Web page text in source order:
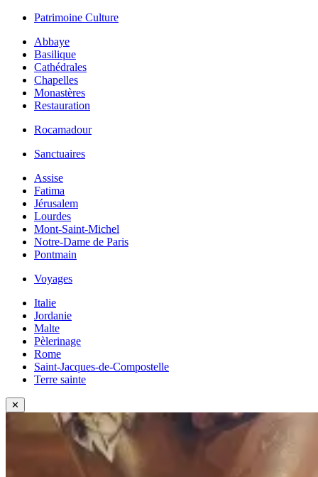
Patrimoine Culture
Abbaye
Basilique
Cathédrales
Chapelles
Monastères
Restauration
Rocamadour
Sanctuaires
Assise
Fatima
Jérusalem
Lourdes
Mont-Saint-Michel
Notre-Dame de Paris
Pontmain
Voyages
Italie
Jordanie
Malte
Pèlerinage
Rome
Saint-Jacques-de-Compostelle
Terre sainte
✕